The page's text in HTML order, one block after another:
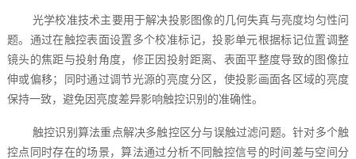
光学校准技术主要用于解决投影图像的几何失真与亮度均匀性问
题。通过在触控表面设置多个校准标记，投影单元根据标记位置调整
镜头的焦距与投射角度，修正因投射距离、表面平整度导致的图像拉
伸或偏移；同时通过调节光源的亮度分区，使投影画面各区域的亮度
保持一致，避免因亮度差异影响触控识别的准确性。
触控识别算法重点解决多触控区分与误触过滤问题。针对多个触
控点同时存在的场景，算法通过分析不同触控信号的时间差与空间分